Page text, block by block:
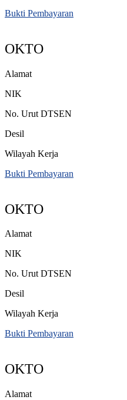
Bukti Pembayaran
OKTO
Alamat
NIK
No. Urut DTSEN
Desil
Wilayah Kerja
Bukti Pembayaran
OKTO
Alamat
NIK
No. Urut DTSEN
Desil
Wilayah Kerja
Bukti Pembayaran
OKTO
Alamat